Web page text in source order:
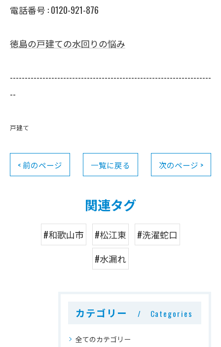
電話番号 : 0120-921-876
徳島の戸建ての水回りの悩み
--------------------------------------------------------------------
--
戸建て
< 前のページ 一覧に戻る 次のページ >
関連タグ
#和歌山市 #松江東
#洗濯蛇口
#水漏れ
カテゴリー Categories
全てのカテゴリー